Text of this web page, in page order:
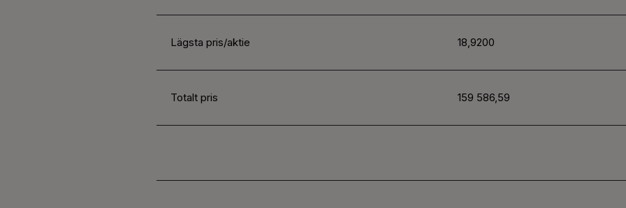
Lägsta pris/aktie 18,9200
Totalt pris 159 586,59